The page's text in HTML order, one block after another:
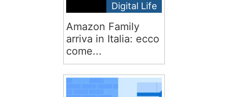
Digital Life
Amazon Family
arriva in Italia: ecco
come...